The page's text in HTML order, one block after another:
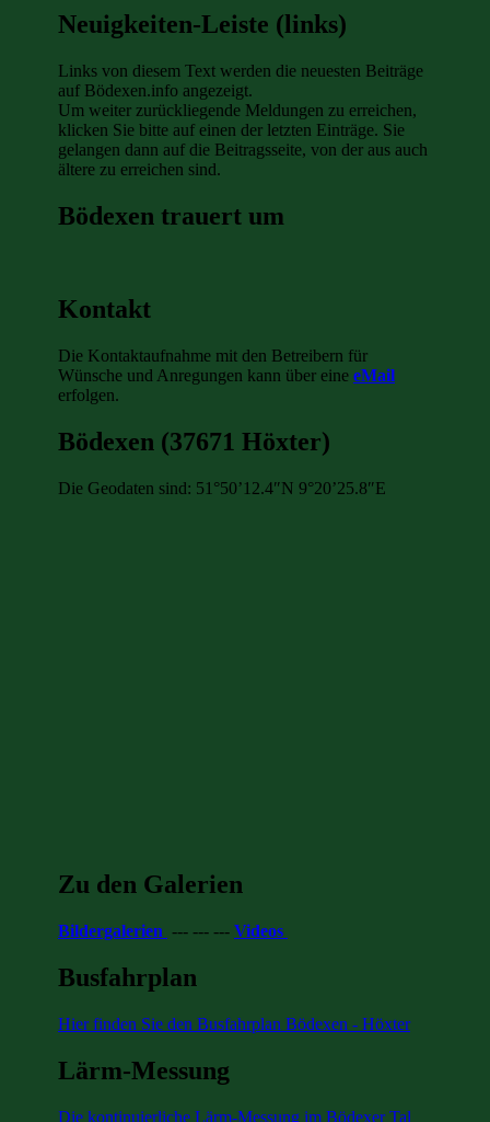
Neuigkeiten-Leiste (links)
Links von diesem Text werden die neuesten Beiträge
auf Bödexen.info angezeigt.
Um weiter zurückliegende Meldungen zu erreichen,
klicken Sie bitte auf einen der letzten Einträge. Sie
gelangen dann auf die Beitragsseite, von der aus auch
ältere zu erreichen sind.
Bödexen trauert um
Kontakt
Die Kontaktaufnahme mit den Betreibern für
Wünsche und Anregungen kann über eine eMail
erfolgen.
Bödexen (37671 Höxter)
Die Geodaten sind: 51°50’12.4″N 9°20’25.8″E
Zu den Galerien
Bildergalerien --- --- --- Videos
Busfahrplan
Hier finden Sie den Busfahrplan Bödexen - Höxter
Lärm-Messung
Die kontinuierliche Lärm-Messung im Bödexer Tal